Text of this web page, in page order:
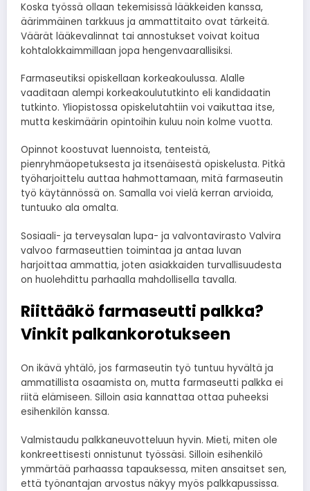
Koska työssä ollaan tekemisissä lääkkeiden kanssa,
äärimmäinen tarkkuus ja ammattitaito ovat tärkeitä.
Väärät lääkevalinnat tai annostukset voivat koitua
kohtalokkaimmillaan jopa hengenvaarallisiksi.
Farmaseutiksi opiskellaan korkeakoulussa. Alalle
vaaditaan alempi korkeakoulututkinto eli kandidaatin
tutkinto. Yliopistossa opiskelutahtiin voi vaikuttaa itse,
mutta keskimäärin opintoihin kuluu noin kolme vuotta.
Opinnot koostuvat luennoista, tenteistä,
pienryhmäopetuksesta ja itsenäisestä opiskelusta. Pitkä
työharjoittelu auttaa hahmottamaan, mitä farmaseutin
työ käytännössä on. Samalla voi vielä kerran arvioida,
tuntuuko ala omalta.
Sosiaali- ja terveysalan lupa- ja valvontavirasto Valvira
valvoo farmaseuttien toimintaa ja antaa luvan
harjoittaa ammattia, joten asiakkaiden turvallisuudesta
on huolehdittu parhaalla mahdollisella tavalla.
Riittääkö farmaseutti palkka?
Vinkit palkankorotukseen
On ikävä yhtälö, jos farmaseutin työ tuntuu hyvältä ja
ammatillista osaamista on, mutta farmaseutti palkka ei
riitä elämiseen. Silloin asia kannattaa ottaa puheeksi
esihenkilön kanssa.
Valmistaudu palkkaneuvotteluun hyvin. Mieti, miten ole
konkreettisesti onnistunut työssäsi. Silloin esihenkilö
ymmärtää parhaassa tapauksessa, miten ansaitset sen,
että työnantajan arvostus näkyy myös palkkapussissa.